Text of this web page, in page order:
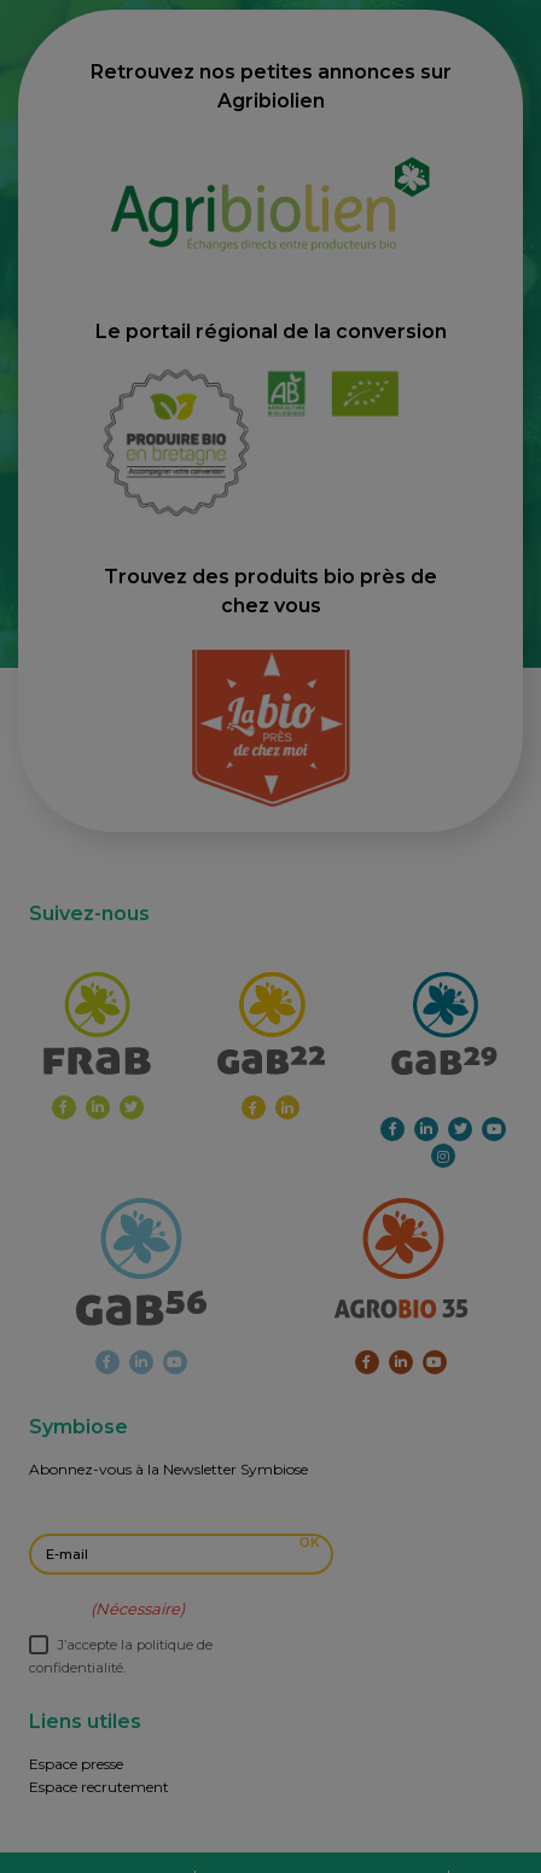
Retrouvez nos petites annonces sur
Agribiolien
Le portail régional de la conversion
Trouvez des produits bio près de
chez vous
Suivez-nous
Symbiose
Abonnez-vous à la Newsletter Symbiose
(Nécessaire)
J’accepte la politique de
confidentialité.
OK
Liens utiles
Espace presse
Espace recrutement